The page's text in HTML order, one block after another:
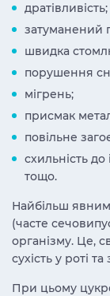
дратівливість;
затуманений
швидка
порушення
мігрень;
присмак
повільне
схильність
тощо.
Найбільш
(часте
організму. Це,
сухість у роті
При цьому